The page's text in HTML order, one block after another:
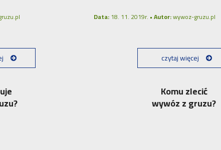
Data:18. 11. 2019r. •Autor:wywoz-gruzu.pl
czytaj więcej
Komu zlecić
wywóz z gruzu?